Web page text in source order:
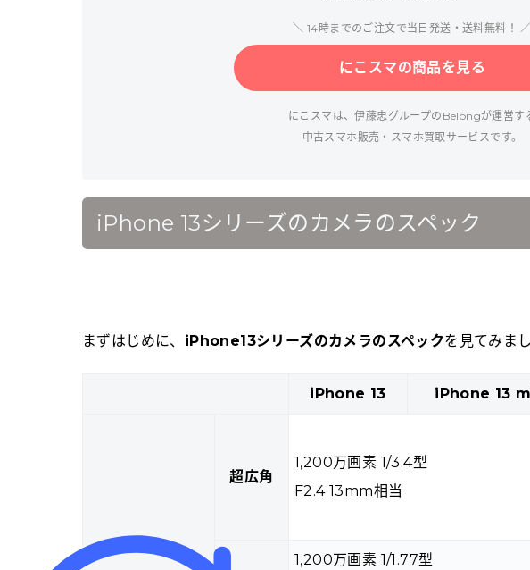
＼ 14時までのご注文で当日発送・送料無料！ ／
にこスマの商品を見る
にこスマは、伊藤忠グループのBelongが運営す
中古スマホ販売・スマホ買取サービスです。
iPhone 13シリーズのカメラのスペック
まずはじめに、 iPhone13シリーズのカメラのスペックを見てみまし
iPhone 13 iPhone 13
超広角
1,200万画素 1/3.4型
F2.4 13mm相当
1,200万画素 1/1.77型